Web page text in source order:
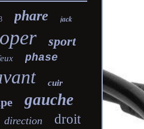
phare jack
sport
phase
cuir
gauche
direction droit